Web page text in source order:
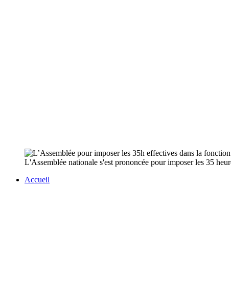
L'Assemblée nationale s'est prononcée pour imposer les 35
Accueil